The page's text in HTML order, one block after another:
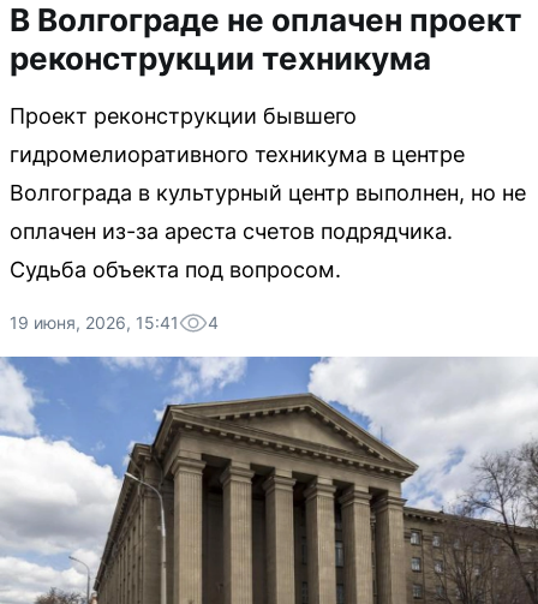
В Волгограде не оплачен проект
реконструкции техникума
Проект реконструкции бывшего
гидромелиоративного техникума в центре
Волгограда в культурный центр выполнен, но не
оплачен из-за ареста счетов подрядчика.
Судьба объекта под вопросом.
19 июня, 2026, 15:41 4